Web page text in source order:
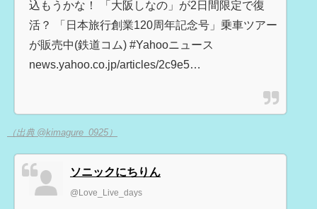
込もうかな！ 「大阪しなの」が2日間限定で復
活？ 「日本旅行創業120周年記念号」乗車ツアー
が販売中(鉄道コム) #Yahooニュース
news.yahoo.co.jp/articles/2c9e5…
（出典 @kimagure_0925）
ソニックにちりん
@Love_Live_days